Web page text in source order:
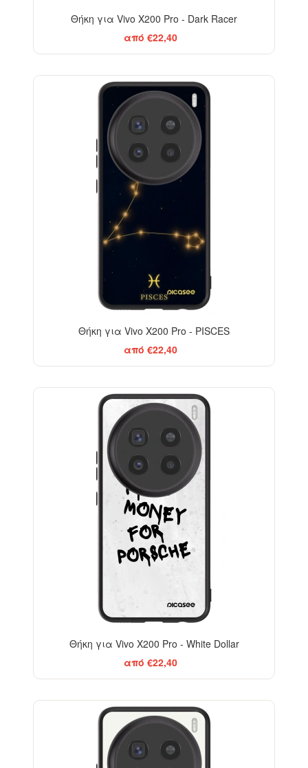
Θήκη για Vivo X200 Pro - Dark Racer
από €22,40
Θήκη για Vivo X200 Pro - PISCES
από €22,40
Θήκη για Vivo X200 Pro - White Dollar
από €22,40